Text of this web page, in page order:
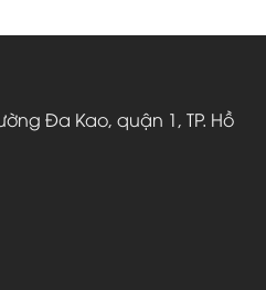
Đa Kao, quận 1, TP. Hồ